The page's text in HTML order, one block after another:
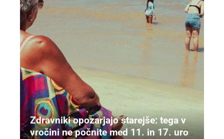
Zdravniki opozarjajo starejše: tega v
vročini ne počnite med 11. in 17. uro